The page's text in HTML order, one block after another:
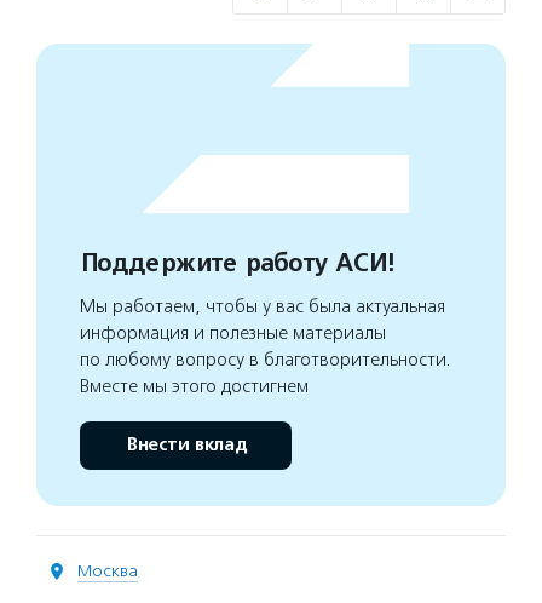
Поддержите работу АСИ!
Мы работаем, чтобы у вас была актуальная
информация и полезные материалы
по любому вопросу в благотворительности.
Вместе мы этого достигнем
Внести вклад
Москва